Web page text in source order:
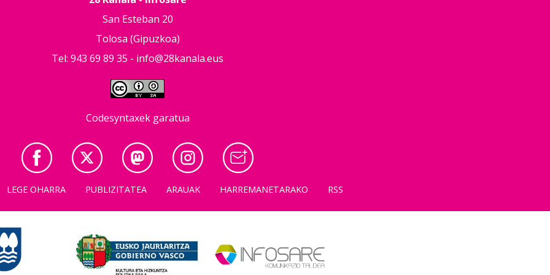
San Esteban 20
Tolosa (Gipuzkoa)
Tel: 943 69 89 35 - info@28kanala.eus
Codesyntaxek garatua
LEGE OHARRA PUBLIZITATEA ARAUAK HARREMANETARAKO RSS